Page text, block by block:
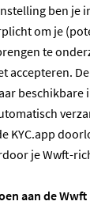
ben je
om je
te
accepteren.
beschikbare
KYC.app
je Wwft-
aan de Wwft